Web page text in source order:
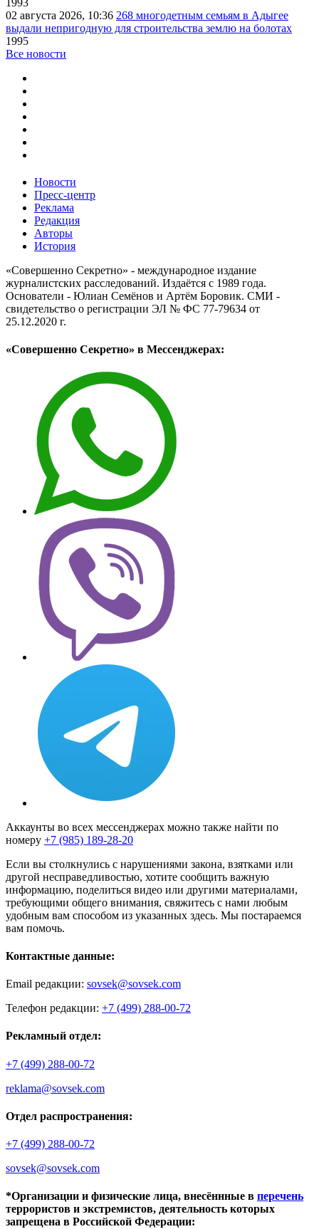
1993
02 августа 2026, 10:36 268 многодетным семьям в Адыгее
выдали непригодную для строительства землю на болотах
1995
Все новости
Новости
Пресс-центр
Реклама
Редакция
Авторы
История
«Совершенно Секретно» - международное издание
журналистских расследований. Издаётся с 1989 года.
Основатели - Юлиан Семёнов и Артём Боровик. CМИ -
свидетельство о регистрации ЭЛ № ФС 77-79634 от
25.12.2020 г.
«Совершенно Секретно» в Мессенджерах:
Аккаунты во всех мессенджерах можно также найти по
номеру +7 (985) 189-28-20
Если вы столкнулись с нарушениями закона, взятками или
другой несправедливостью, хотите сообщить важную
информацию, поделиться видео или другими материалами,
требующими общего внимания, свяжитесь с нами любым
удобным вам способом из указанных здесь. Мы постараемся
вам помочь.
Контактные данные:
Email редакции: sovsek@sovsek.com
Телефон редакции: +7 (499) 288-00-72
Рекламный отдел:
+7 (499) 288-00-72
reklama@sovsek.com
Отдел распространения:
+7 (499) 288-00-72
sovsek@sovsek.com
*Организации и физические лица, внесённные в перечень
террористов и экстремистов, деятельность которых
запрещена в Российской Федерации: